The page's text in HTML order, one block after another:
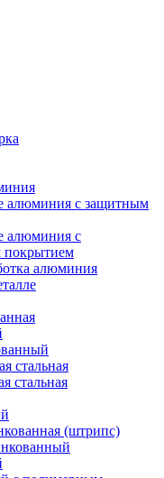
алюминия с защитным
алюминия с
покрытием
алюминия
стальная
стальная
(штрипс)